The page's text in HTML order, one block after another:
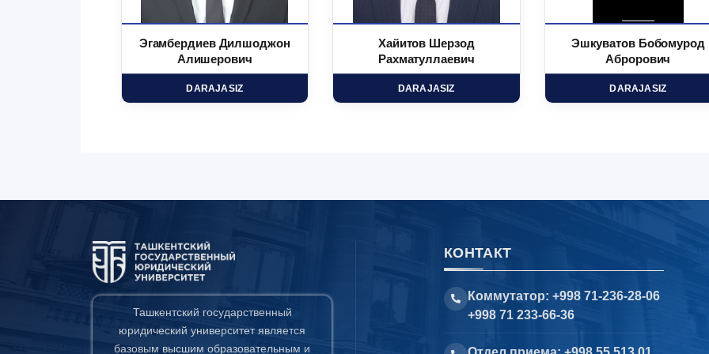
Эгамбердиев Дилшоджон
Алишерович
DARAJASIZ
Хайитов Шерзод
Рахматуллаевич
DARAJASIZ
Эшкуватов Бобомурод
Аброрович
DARAJASIZ
Ташкентский государственный
юридический университет является
базовым высшим образовательным и
КОНТАКТ
Коммутатор: +998 71-236-28-06
+998 71 233-66-36